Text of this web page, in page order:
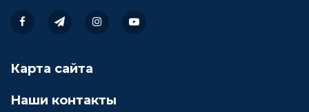
Карта сайта
Наши контакты